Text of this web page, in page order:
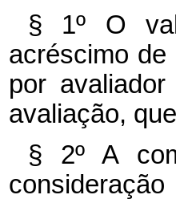
§ 1º O
acréscimo
por
avaliação,
§ 2º A